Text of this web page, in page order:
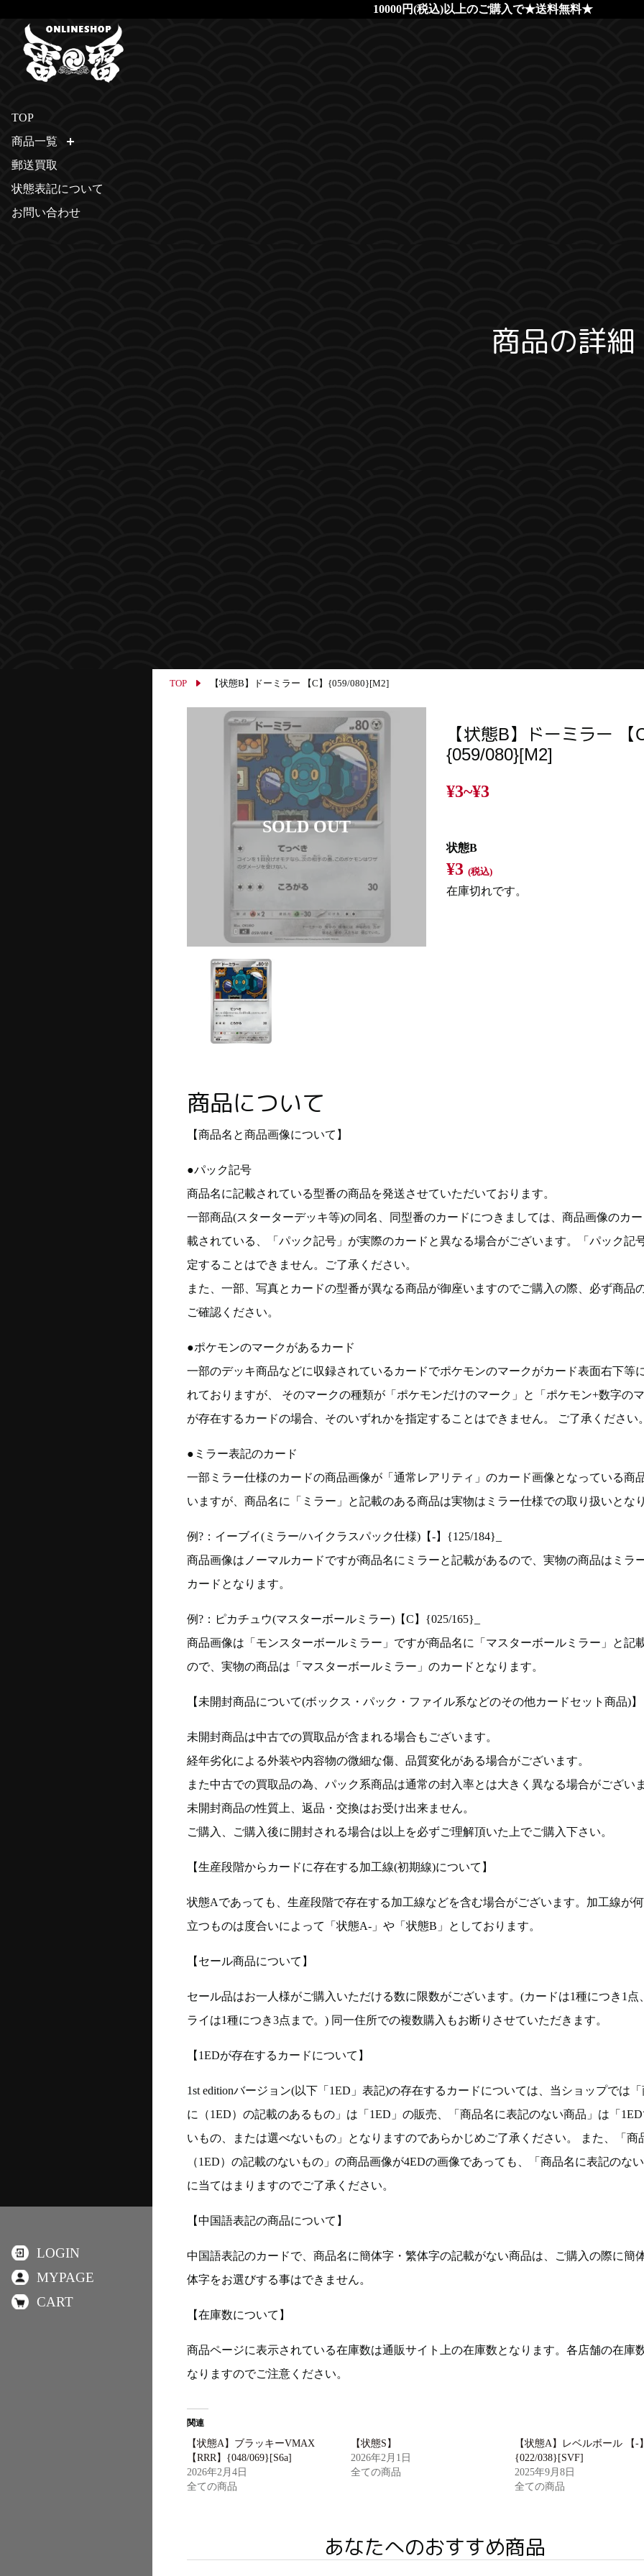
10000円(税込)以上のご購入で★送料無料★
商品の詳細
TOP 【状態B】ドーミラー 【C】{059/080}[M2]
【状態B】ドーミラー 【C
{059/080}[M2]
¥3~¥3
状態B
¥3(税込)
在庫切れです。
商品について
【商品名と商品画像について】
●パック記号
商品名に記載されている型番の商品を発送させていただいております。
一部商品(スターターデッキ等)の同名、同型番のカードにつきましては、商品画像のカ
載されている、「パック記号」が実際のカードと異なる場合がございます。「パック記
定することはできません。ご了承ください。
また、一部、写真とカードの型番が異なる商品が御座いますのでご購入の際、必ず商品
ご確認ください。
●ポケモンのマークがあるカード
一部のデッキ商品などに収録されているカードでポケモンのマークがカード表面右下等
れておりますが、 そのマークの種類が「ポケモンだけのマーク」と「ポケモン+数字のマ
が存在するカードの場合、そのいずれかを指定することはできません。 ご了承ください
●ミラー表記のカード
一部ミラー仕様のカードの商品画像が「通常レアリティ」のカード画像となっている商
いますが、商品名に「ミラー」と記載のある商品は実物はミラー仕様での取り扱いとなり
例?：イーブイ(ミラー/ハイクラスパック仕様)【-】{125/184}_
商品画像はノーマルカードですが商品名にミラーと記載があるので、実物の商品はミラ
カードとなります。
例?：ピカチュウ(マスターボールミラー)【C】{025/165}_
商品画像は「モンスターボールミラー」ですが商品名に「マスターボールミラー」と記
ので、実物の商品は「マスターボールミラー」のカードとなります。
【未開封商品について(ボックス・パック・ファイル系などのその他カードセット商品)】
未開封商品は中古での買取品が含まれる場合もございます。
経年劣化による外装や内容物の微細な傷、品質変化がある場合がございます。
また中古での買取品の為、パック系商品は通常の封入率とは大きく異なる場合がございま
未開封商品の性質上、返品・交換はお受け出来ません。
ご購入、ご購入後に開封される場合は以上を必ずご理解頂いた上でご購入下さい。
【生産段階からカードに存在する加工線(初期線)について】
状態Aであっても、生産段階で存在する加工線などを含む場合がございます。加工線が何
立つものは度合いによって「状態A-」や「状態B」としております。
【セール商品について】
セール品はお一人様がご購入いただける数に限数がございます。(カードは1種につき1点
ライは1種につき3点まで。) 同一住所での複数購入もお断りさせていただきます。
【1EDが存在するカードについて】
1st editionバージョン(以下「1ED」表記)の存在するカードについては、当ショップでは「
に（1ED）の記載のあるもの」は「1ED」の販売、「商品名に表記のない商品」は「
いもの、または選べないもの」となりますのであらかじめご了承ください。 また、「商
（1ED）の記載のないもの」の商品画像が4EDの画像であっても、「商品名に表記のない
に当てはまりますのでご了承ください。
【中国語表記の商品について】
中国語表記のカードで、商品名に簡体字・繁体字の記載がない商品は、ご購入の際に簡
体字をお選びする事はできません。
【在庫数について】
商品ページに表示されている在庫数は通販サイト上の在庫数となります。各店舗の在庫
なりますのでご注意ください。
関連
【状態A】ブラッキーVMAX
【RRR】{048/069}[S6a]
2026年2月4日
全ての商品
【状態S】
2026年2月1日
全ての商品
【状態A】レベルボール 【-】
{022/038}[SVF]
2025年9月8日
全ての商品
あなたへのおすすめ商品
TOP
商品一覧
郵送買取
状態表記について
お問い合わせ
LOGIN
MYPAGE
CART